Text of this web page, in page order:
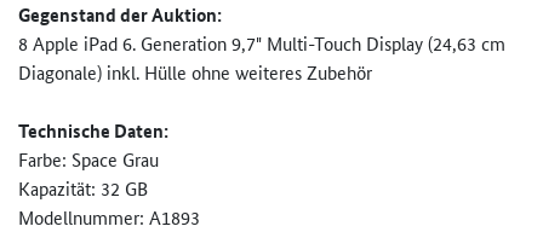
Gegenstand der Auktion:
8 Apple iPad 6. Generation 9,7" Multi-Touch Display (24,63 cm
Diagonale) inkl. Hülle ohne weiteres Zubehör
Technische Daten:
Farbe: Space Grau
Kapazität: 32 GB
Modellnummer: A1893